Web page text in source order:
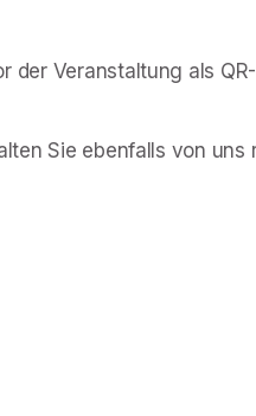
der Veranstaltung als
Sie ebenfalls von